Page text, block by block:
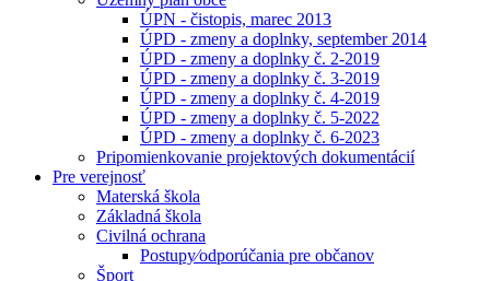
ÚPN - čistopis, marec 2013
ÚPD - zmeny a doplnky, september 2014
ÚPD - zmeny a doplnky č. 2-2019
ÚPD - zmeny a doplnky č. 3-2019
ÚPD - zmeny a doplnky č. 4-2019
ÚPD - zmeny a doplnky č. 5-2022
ÚPD - zmeny a doplnky č. 6-2023
Pripomienkovanie projektových dokumentácií
Pre verejnosť
Materská škola
Základná škola
Civilná ochrana
Postupy⁄odporúčania pre občanov
Šport